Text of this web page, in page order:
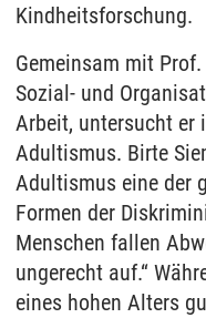
Kindheitsforschung.
Gemeinsam mit
Sozial- und
Arbeit, untersucht er
Adultismus. Birte
Adultismus eine der
Formen der
Menschen fallen
ungerecht auf.“
eines hohen Alters